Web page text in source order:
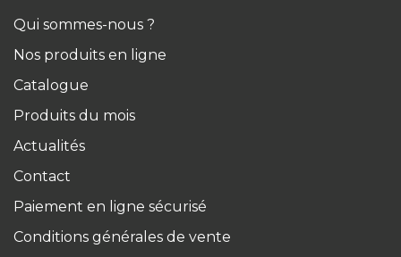
Qui sommes-nous ?
Nos produits en ligne
Catalogue
Produits du mois
Actualités
Contact
Paiement en ligne sécurisé
Conditions générales de vente